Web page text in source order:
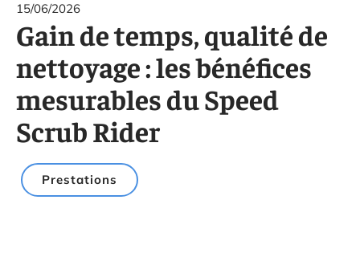
15/06/2026
Gain de temps, qualité de
nettoyage : les bénéfices
mesurables du Speed
Scrub Rider
Prestations